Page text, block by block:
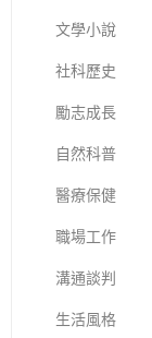
文學小說
社科歷史
勵志成長
自然科普
醫療保健
職場工作
溝通談判
生活風格